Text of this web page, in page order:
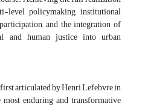
level policymaking, institutional
and the integration of
and human justice into urban
articulated by Henri Lefebvre in
enduring and transformative